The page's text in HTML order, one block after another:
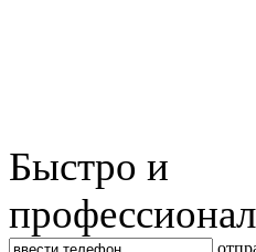
Быстро и